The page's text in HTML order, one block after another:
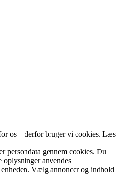
os – derfor bruger vi cookies. Læs
persondata gennem cookies. Du
oplysninger anvendes
Vælg annoncer og indhold